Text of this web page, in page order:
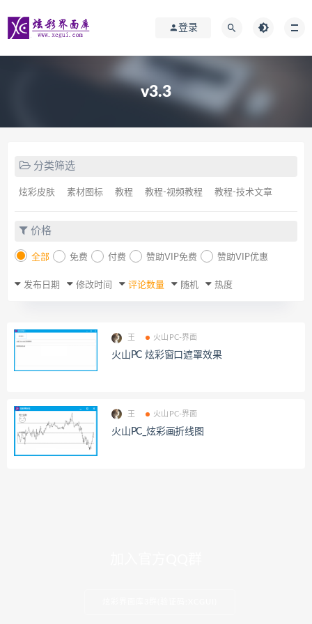
登录
v3.3
分类筛选
炫彩皮肤 素材图标 教程 教程-视频教程 教程-技术文章
价格
全部 免费 付费 赞助VIP免费 赞助VIP优惠
发布日期 修改时间 评论数量 随机 热度
王 火山PC-界面
火山PC 炫彩窗口遮罩效果
王 火山PC-界面
火山PC_炫彩画折线图